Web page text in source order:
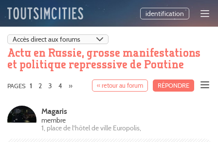
identification
Actu en Russie, grosse manifestations
et politique represssive de Poutine
« retour au forum RÉPONDRE
PAGES 1 2 3 4 »
Magaris
membre
1, place de l'hôtel de ville Europolis,